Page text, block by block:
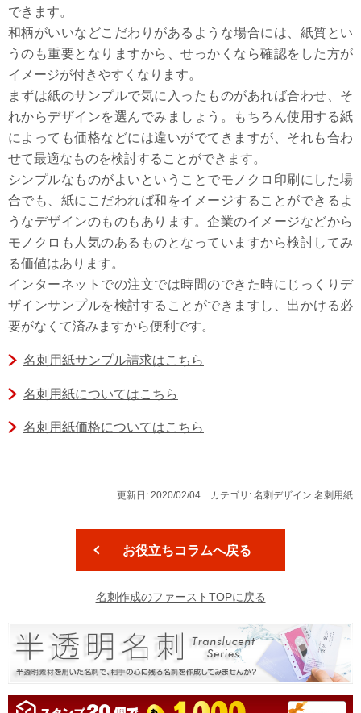
できます。
和柄がいいなどこだわりがあるような場合には、紙質とい
うのも重要となりますから、せっかくなら確認をした方が
イメージが付きやすくなります。
まずは紙のサンプルで気に入ったものがあれば合わせ、そ
れからデザインを選んでみましょう。もちろん使用する紙
によっても価格などには違いがでてきますが、それも合わ
せて最適なものを検討することができます。
シンプルなものがよいということでモノクロ印刷にした場
合でも、紙にこだわれば和をイメージすることができるよ
うなデザインのものもあります。企業のイメージなどから
モノクロも人気のあるものとなっていますから検討してみ
る価値はあります。
インターネットでの注文では時間のできた時にじっくりデ
ザインサンプルを検討することができますし、出かける必
要がなくて済みますから便利です。
名刺用紙サンプル請求はこちら
名刺用紙についてはこちら
名刺用紙価格についてはこちら
更新日: 2020/02/04 カテゴリ: 名刺デザイン 名刺用紙
お役立ちコラムへ戻る
名刺作成のファーストTOPに戻る